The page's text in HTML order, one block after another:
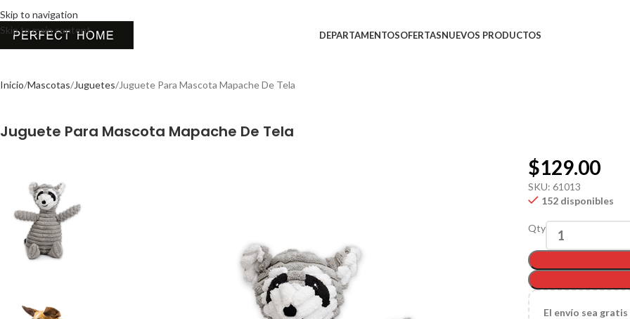
Skip to navigation
Skip to main content
DEPARTAMENTOSOFERTASNUEVOS PRODUCTOS
Inicio Mascotas Juguetes Juguete Para Mascota Mapache De Tela
Juguete Para Mascota Mapache De Tela
$129.00
SKU:61013
152 disponibles
Qty
El envío sea